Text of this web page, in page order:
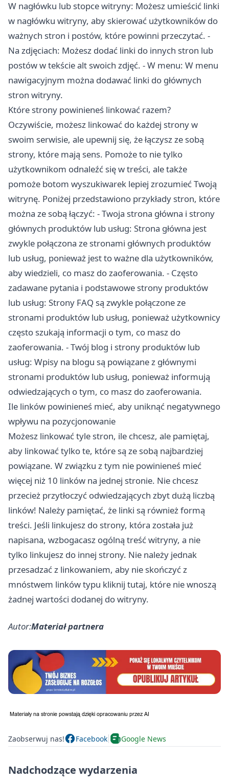
W nagłówku lub stopce witryny: Możesz umieścić linki
w nagłówku witryny, aby skierować użytkowników do
ważnych stron i postów, które powinni przeczytać. -
Na zdjęciach: Możesz dodać linki do innych stron lub
postów w tekście alt swoich zdjęć. - W menu: W menu
nawigacyjnym można dodawać linki do głównych
stron witryny.
Które strony powinieneś linkować razem?
Oczywiście, możesz linkować do każdej strony w
swoim serwisie, ale upewnij się, że łączysz ze sobą
strony, które mają sens. Pomoże to nie tylko
użytkownikom odnaleźć się w treści, ale także
pomoże botom wyszukiwarek lepiej zrozumieć Twoją
witrynę. Poniżej przedstawiono przykłady stron, które
można ze sobą łączyć: - Twoja strona główna i strony
głównych produktów lub usług: Strona główna jest
zwykle połączona ze stronami głównych produktów
lub usług, ponieważ jest to ważne dla użytkowników,
aby wiedzieli, co masz do zaoferowania. - Często
zadawane pytania i podstawowe strony produktów
lub usług: Strony FAQ są zwykle połączone ze
stronami produktów lub usług, ponieważ użytkownicy
często szukają informacji o tym, co masz do
zaoferowania. - Twój blog i strony produktów lub
usług: Wpisy na blogu są powiązane z głównymi
stronami produktów lub usług, ponieważ informują
odwiedzających o tym, co masz do zaoferowania.
Ile linków powinieneś mieć, aby uniknąć negatywnego
wpływu na pozycjonowanie
Możesz linkować tyle stron, ile chcesz, ale pamiętaj,
aby linkować tylko te, które są ze sobą najbardziej
powiązane. W związku z tym nie powinieneś mieć
więcej niż 10 linków na jednej stronie. Nie chcesz
przecież przytłoczyć odwiedzających zbyt dużą liczbą
linków! Należy pamiętać, że linki są również formą
treści. Jeśli linkujesz do strony, która została już
napisana, wzbogacasz ogólną treść witryny, a nie
tylko linkujesz do innej strony. Nie należy jednak
przesadzać z linkowaniem, aby nie skończyć z
mnóstwem linków typu kliknij tutaj, które nie wnoszą
żadnej wartości dodanej do witryny.
Autor:Materiał partnera
Zaobserwuj nas! Facebook Google News
Nadchodzące wydarzenia